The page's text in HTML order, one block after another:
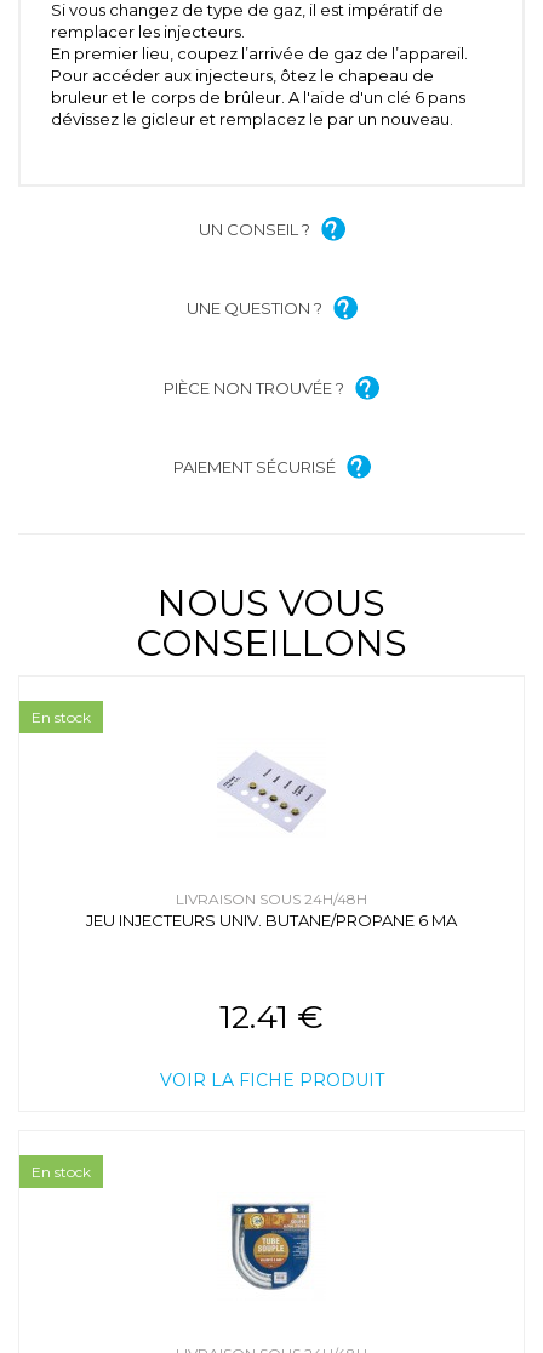
Si vous changez de type de gaz, il est impératif de
remplacer les injecteurs.
En premier lieu, coupez l’arrivée de gaz de l’appareil.
Pour accéder aux injecteurs, ôtez le chapeau de
bruleur et le corps de brûleur. A l'aide d'un clé 6 pans
dévissez le gicleur et remplacez le par un nouveau.
UN CONSEIL ?
UNE QUESTION ?
PIÈCE NON TROUVÉE ?
PAIEMENT SÉCURISÉ
NOUS VOUS
CONSEILLONS
LIVRAISON SOUS 24H/48H
JEU INJECTEURS UNIV. BUTANE/PROPANE 6 MA
12.41 €
VOIR LA FICHE PRODUIT
En stock
En stock